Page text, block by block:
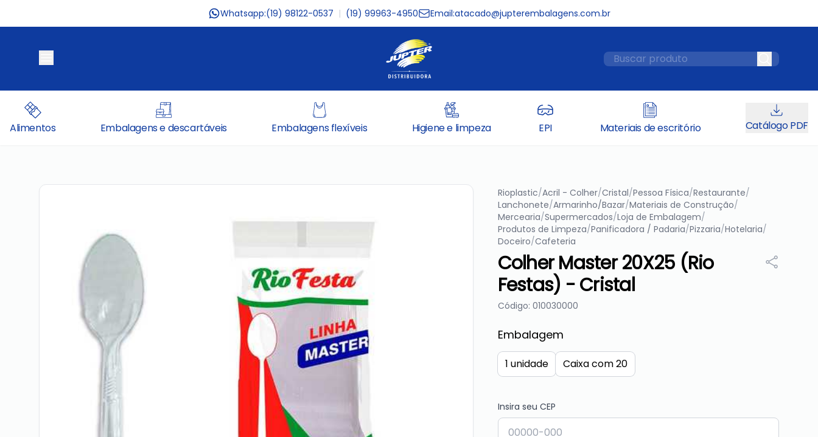
Whatsapp:(19) 98122-0537 | (19) 99963-4950 Email:atacado@jupterembalagens.com.br
Alimentos Embalagens e descartáveis Embalagens flexíveis Higiene e limpeza EPI Materiais de escritório Catálogo PDF
Rioplastic/Acril - Colher/Cristal/Pessoa Física/Restaurante/
Lanchonete/Armarinho/Bazar/Materiais de Construção/
Mercearia/Supermercados/Loja de Embalagem/
Produtos de Limpeza/Panificadora / Padaria/Pizzaria/Hotelaria/
Doceiro/Cafeteria
Colher Master 20X25 (Rio
Festas) - Cristal
Código: 010030000
Embalagem
1 unidade Caixa com 20
Insira seu CEP